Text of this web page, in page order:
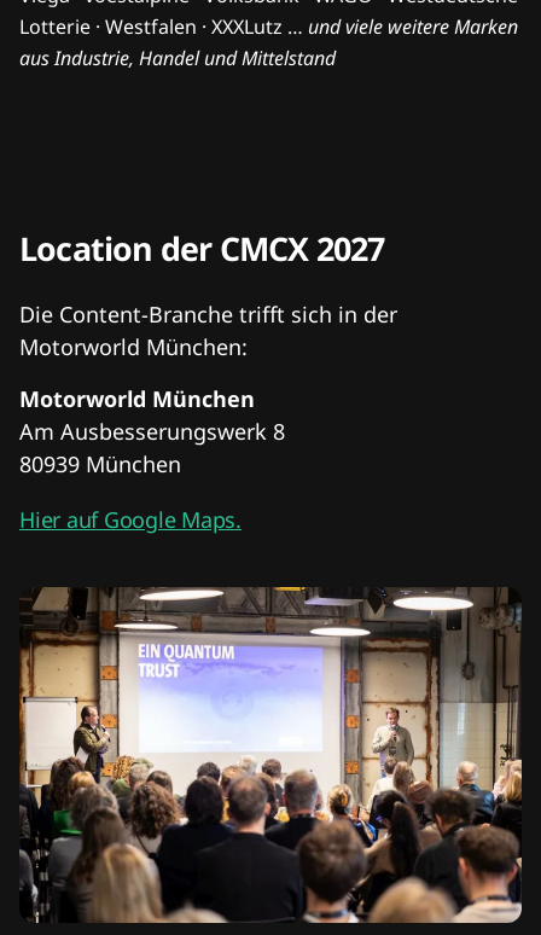
Lotterie · Westfalen · XXXLutz … und viele weitere Marken
aus Industrie, Handel und Mittelstand
Location der CMCX 2027
Die Content-Branche trifft sich in der
Motorworld München:
Motorworld München
Am Ausbesserungswerk 8
80939 München
Hier auf Google Maps.